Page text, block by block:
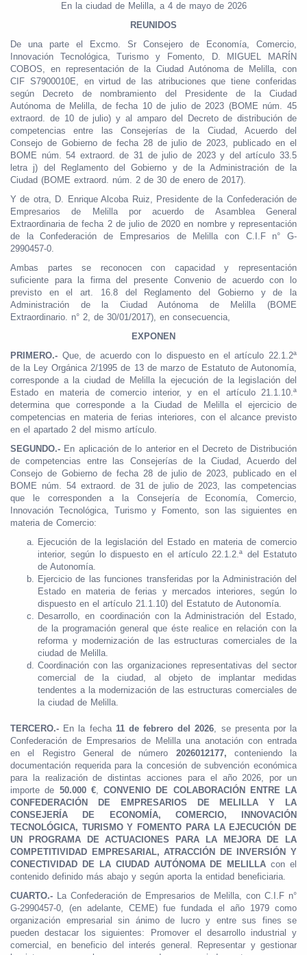
En la ciudad de Melilla, a 4 de mayo de 2026
REUNIDOS
De una parte el Excmo. Sr Consejero de Economía, Comercio,
Innovación Tecnológica, Turismo y Fomento, D. MIGUEL MARÍN
COBOS, en representación de la Ciudad Autónoma de Melilla, con
CIF S7900010E, en virtud de las atribuciones que tiene conferidas
según Decreto de nombramiento del Presidente de la Ciudad
Autónoma de Melilla, de fecha 10 de julio de 2023 (BOME núm. 45
extraord. de 10 de julio) y al amparo del Decreto de distribución de
competencias entre las Consejerías de la Ciudad, Acuerdo del
Consejo de Gobierno de fecha 28 de julio de 2023, publicado en el
BOME núm. 54 extraord. de 31 de julio de 2023 y del artículo 33.5
letra j) del Reglamento del Gobierno y de la Administración de la
Ciudad (BOME extraord. núm. 2 de 30 de enero de 2017).
Y de otra, D. Enrique Alcoba Ruiz, Presidente de la Confederación de
Empresarios de Melilla por acuerdo de Asamblea General
Extraordinaria de fecha 2 de julio de 2020 en nombre y representación
de la Confederación de Empresarios de Melilla con C.I.F n° G-
2990457-0.
Ambas partes se reconocen con capacidad y representación
suficiente para la firma del presente Convenio de acuerdo con lo
previsto en el art. 16.8 del Reglamento del Gobierno y de la
Administración de la Ciudad Autónoma de Melilla (BOME
Extraordinario. n° 2, de 30/01/2017), en consecuencia,
EXPONEN
PRIMERO.- Que, de acuerdo con lo dispuesto en el artículo 22.1.2ª
de la Ley Orgánica 2/1995 de 13 de marzo de Estatuto de Autonomía,
corresponde a la ciudad de Melilla la ejecución de la legislación del
Estado en materia de comercio interior, y en el artículo 21.1.10.ª
determina que corresponde a la Ciudad de Melilla el ejercicio de
competencias en materia de ferias interiores, con el alcance previsto
en el apartado 2 del mismo artículo.
SEGUNDO.- En aplicación de lo anterior en el Decreto de Distribución
de competencias entre las Consejerías de la Ciudad, Acuerdo del
Consejo de Gobierno de fecha 28 de julio de 2023, publicado en el
BOME núm. 54 extraord. de 31 de julio de 2023, las competencias
que le corresponden a la Consejería de Economía, Comercio,
Innovación Tecnológica, Turismo y Fomento, son las siguientes en
materia de Comercio:
Ejecución de la legislación del Estado en materia de comercio
interior, según lo dispuesto en el artículo 22.1.2.ª del Estatuto
de Autonomía.
Ejercicio de las funciones transferidas por la Administración del
Estado en materia de ferias y mercados interiores, según lo
dispuesto en el artículo 21.1.10) del Estatuto de Autonomía.
Desarrollo, en coordinación con la Administración del Estado,
de la programación general que éste realice en relación con la
reforma y modernización de las estructuras comerciales de la
ciudad de Melilla.
Coordinación con las organizaciones representativas del sector
comercial de la ciudad, al objeto de implantar medidas
tendentes a la modernización de las estructuras comerciales de
la ciudad de Melilla.
TERCERO.- En la fecha 11 de febrero del 2026, se presenta por la
Confederación de Empresarios de Melilla una anotación con entrada
en el Registro General de número 2026012177, conteniendo la
documentación requerida para la concesión de subvención económica
para la realización de distintas acciones para el año 2026, por un
importe de 50.000 €, CONVENIO DE COLABORACIÓN ENTRE LA
CONFEDERACIÓN DE EMPRESARIOS DE MELILLA Y LA
CONSEJERÍA DE
ECONOMÍA, COMERCIO, INNOVACIÓN
TECNOLÓGICA, TURISMO Y FOMENTO PARA LA EJECUCIÓN DE
UN PROGRAMA
DE ACTUACIONES PARA LA
MEJORA DE LA
COMPETITIVIDAD EMPRESARIAL, ATRACCIÓN DE INVERSIÓN Y
CONECTIVIDAD DE LA CIUDAD AUTÓNOMA DE MELILLA con el
contenido definido más abajo y según aporta la entidad beneficiaria.
CUARTO.- La Confederación de Empresarios de Melilla, con C.I.F n°
G-2990457-0, (en adelante, CEME) fue fundada el año 1979 como
organización empresarial sin ánimo de lucro y entre sus fines se
pueden destacar los siguientes: Promover el desarrollo industrial y
comercial, en beneficio del interés general. Representar y gestionar